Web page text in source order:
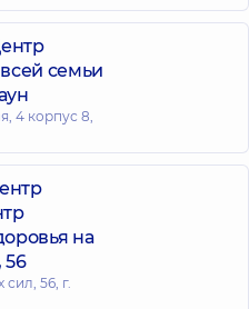
семьи
4 корпус 8,
на
56
56, г.